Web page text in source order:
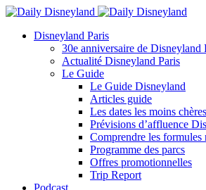
Disneyland Paris
30e anniversaire de Disneyland
Actualité Disneyland Paris
Le Guide
Le Guide Disneyland
Articles guide
Les dates les moins
Prévisions d’affluence
Comprendre les formules
Programme des parcs
Offres promotionnelles
Trip Report
Podcast